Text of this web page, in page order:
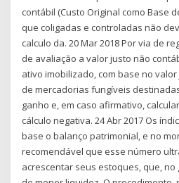
contábil (Custo Original como Base
que coligadas e controladas não
calculo da. 20 Mar 2018 Por via de
de avaliação a valor justo não
ativo imobilizado, com base no
de mercadorias fungíveis
ganho e, em caso afirmativo,
cálculo negativa. 24 Abr 2017 Os
base o balanço patrimonial, e no
recomendável que esse número
acrescentar seus estoques, que, no